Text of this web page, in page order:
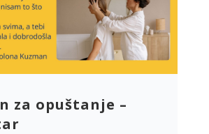
za opuštanje –